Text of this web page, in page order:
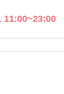
11:00~23:00